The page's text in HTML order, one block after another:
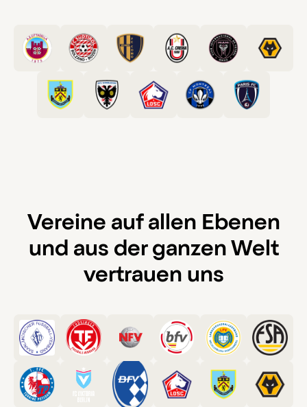
Vereine auf allen Ebenen
und aus der ganzen Welt
vertrauen uns